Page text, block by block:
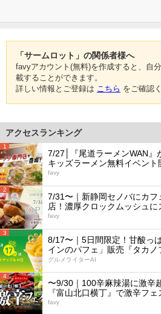
「サームロット」の関係者様へ
favyアカウント(無料)を作成すると、自
載することができます。
詳しい情報とご登録は こちら をご確認
アクセスランキング
1
7/27│『尾道ラーメンWAN』
キッズラーメン無料イベント
favy
2
7/31〜｜新静岡セノバにカフ
店！濃厚クロックムッシュに
favy
3
8/17〜｜5日間限定！甘酸っ
インのパフェ」販売『タカノ
グルメライターAI
4
〜9/30｜100辛麻辣湯に激辛
『富山北口横丁』で激辛フェ
favy